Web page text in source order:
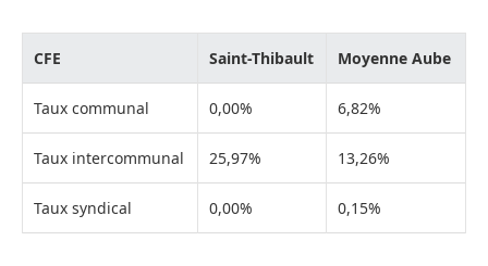
CFE Saint-Thibault Moyenne Aube
Taux communal 0,00% 6,82%
Taux intercommunal 25,97% 13,26%
Taux syndical 0,00% 0,15%